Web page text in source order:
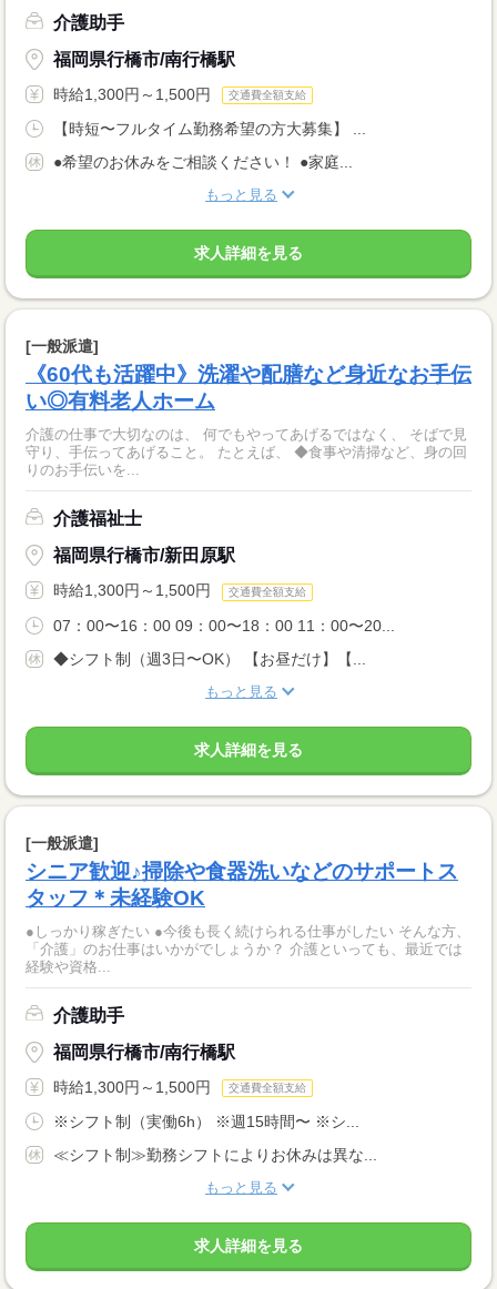
介護助手
福岡県行橋市/南行橋駅
時給1,300円～1,500円 交通費全額支給
【時短〜フルタイム勤務希望の方大募集】 ...
●希望のお休みをご相談ください！ ●家庭...
もっと見る
求人詳細を見る
[一般派遣]
《60代も活躍中》洗濯や配膳など身近なお手伝
い◎有料老人ホーム
介護の仕事で大切なのは、 何でもやってあげるではなく、 そばで見
守り、手伝ってあげること。 たとえば、 ◆食事や清掃など、身の回
りのお手伝いを...
介護福祉士
福岡県行橋市/新田原駅
時給1,300円～1,500円 交通費全額支給
07：00〜16：00 09：00〜18：00 11：00〜20...
◆シフト制（週3日〜OK） 【お昼だけ】【...
もっと見る
求人詳細を見る
[一般派遣]
シニア歓迎♪掃除や食器洗いなどのサポートス
タッフ＊未経験OK
●しっかり稼ぎたい ●今後も長く続けられる仕事がしたい そんな方、
「介護」のお仕事はいかがでしょうか？ 介護といっても、最近では
経験や資格...
介護助手
福岡県行橋市/南行橋駅
時給1,300円～1,500円 交通費全額支給
※シフト制（実働6h） ※週15時間〜 ※シ...
≪シフト制≫勤務シフトによりお休みは異な...
もっと見る
求人詳細を見る